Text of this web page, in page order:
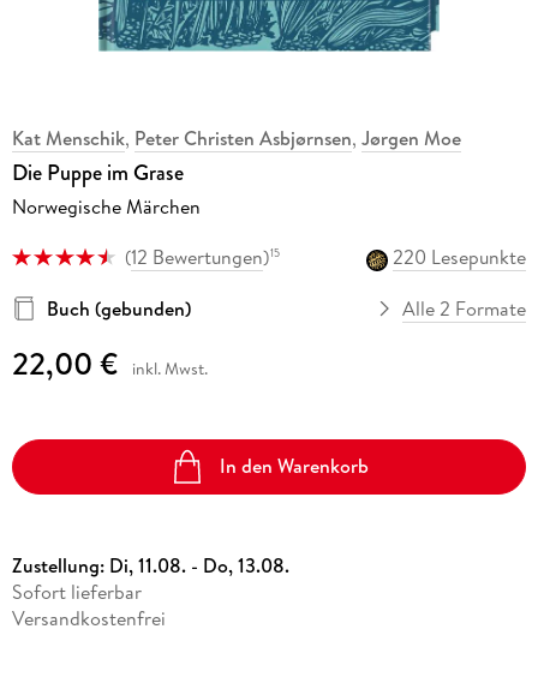
Kat Menschik, Peter Christen Asbjørnsen, Jørgen Moe
Die Puppe im Grase
Norwegische Märchen
(12 Bewertungen)15
220 Lesepunkte
Buch (gebunden)
Alle 2 Formate
22,00 € inkl. Mwst.
In den Warenkorb
Zustellung: Di, 11.08. - Do, 13.08.
Sofort lieferbar
Versandkostenfrei